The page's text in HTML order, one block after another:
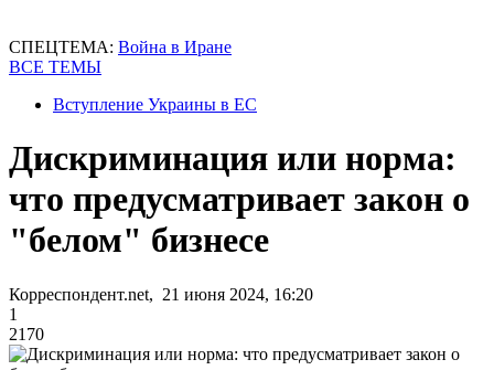
СПЕЦТЕМА: Война в Иране
ВСЕ ТЕМЫ
Вступление Украины в ЕС
Дискриминация или норма:
что предусматривает закон о
"белом" бизнесе
Корреспондент.net, 21 июня 2024, 16:20
1
2170